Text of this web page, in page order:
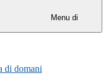
Menu di
di domani